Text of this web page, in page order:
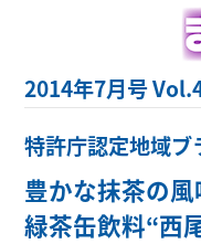
2014年7月号
特許庁認定地域
豊かな抹茶の
緑茶缶飲料“西